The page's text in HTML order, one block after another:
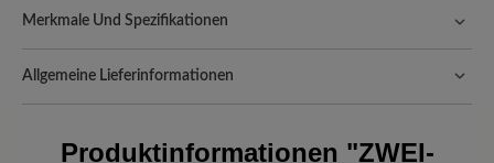
Merkmale Und Spezifikationen
Allgemeine Lieferinformationen
hinzugefügt – unabhängig vom Bestellwert.
Produktinformationen "ZWEI-